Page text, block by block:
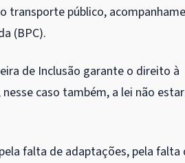
transporte público,
(BPC).
de Inclusão garante o direito à
caso também, a lei não
falta de adaptações, pela falta